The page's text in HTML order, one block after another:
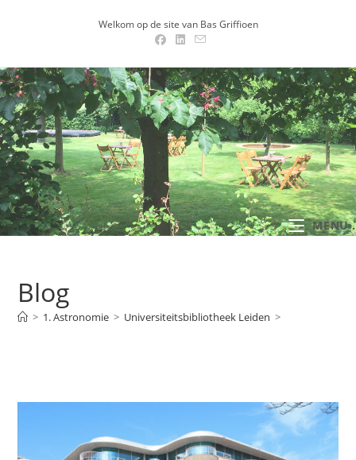
Welkom op de site van Bas Griffioen
MENU .
Blog
> 1. Astronomie > Universiteitsbibliotheek Leiden >